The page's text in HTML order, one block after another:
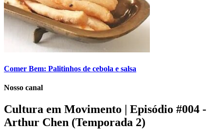
Comer Bem: Palitinhos de cebola e salsa
Nosso canal
Cultura em Movimento | Episódio #004 -
Arthur Chen (Temporada 2)